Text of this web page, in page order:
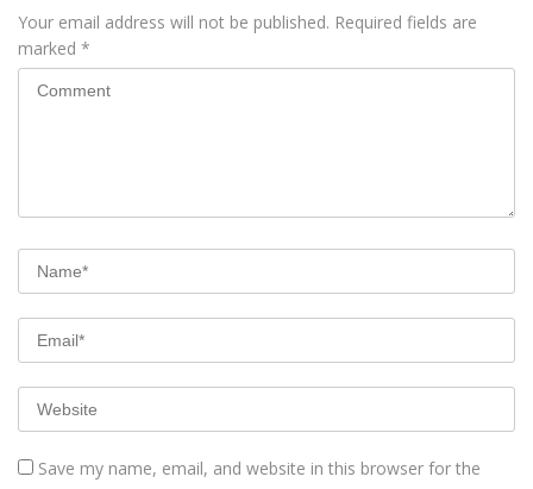
Your email address will not be published. Required fields are
marked *
Save my name, email, and website in this browser for the